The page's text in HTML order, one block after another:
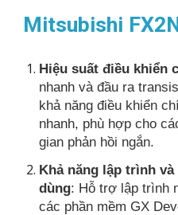
Mitsubishi
Hiệu suất điều khiển
nhanh và đầu ra
khả năng điều khiển
nhanh, phù hợp cho
gian phản hồi ngắn.
Khả năng lập trình
dùng: Hỗ trợ lập trình
các phần mềm GX